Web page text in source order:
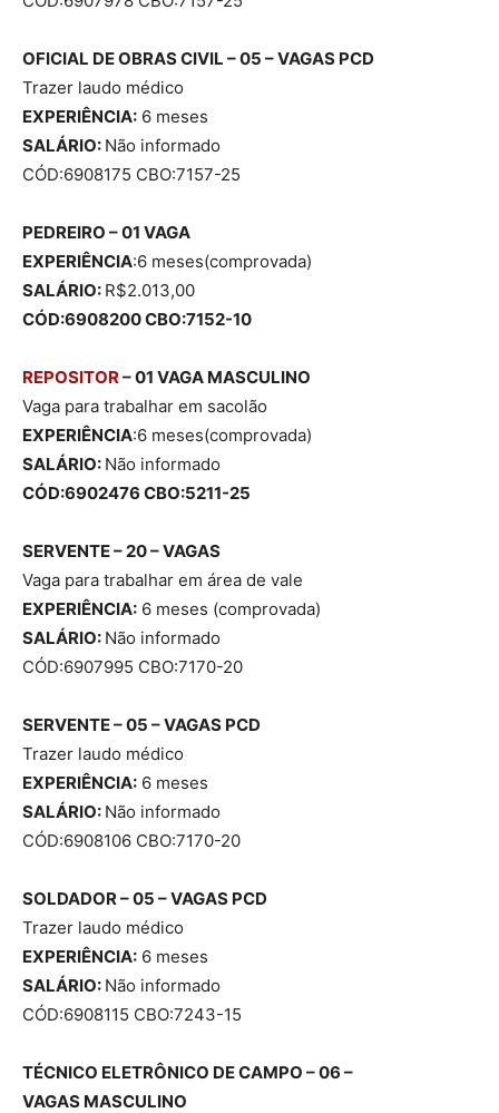
OFICIAL DE OBRAS CIVIL – 05 – VAGAS PCD
Trazer laudo médico
EXPERIÊNCIA: 6 meses
SALÁRIO: Não informado
CÓD:6908175 CBO:7157-25
PEDREIRO – 01 VAGA
EXPERIÊNCIA:6 meses(comprovada)
SALÁRIO: R$2.013,00
CÓD:6908200 CBO:7152-10
REPOSITOR– 01 VAGA MASCULINO
Vaga para trabalhar em sacolão
EXPERIÊNCIA:6 meses(comprovada)
SALÁRIO: Não informado
CÓD:6902476 CBO:5211-25
SERVENTE – 20 – VAGAS
Vaga para trabalhar em área de vale
EXPERIÊNCIA: 6 meses (comprovada)
SALÁRIO: Não informado
CÓD:6907995 CBO:7170-20
SERVENTE – 05 – VAGAS PCD
Trazer laudo médico
EXPERIÊNCIA: 6 meses
SALÁRIO: Não informado
CÓD:6908106 CBO:7170-20
SOLDADOR – 05 – VAGAS PCD
Trazer laudo médico
EXPERIÊNCIA: 6 meses
SALÁRIO: Não informado
CÓD:6908115 CBO:7243-15
TÉCNICO ELETRÔNICO DE CAMPO – 06 –
VAGAS MASCULINO